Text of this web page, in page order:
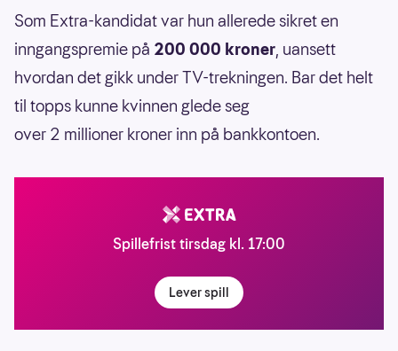
Som Extra-kandidat var hun allerede sikret en
inngangspremie på 200 000 kroner, uansett
hvordan det gikk under TV-trekningen. Bar det helt
til topps kunne kvinnen glede seg
over 2 millioner kroner inn på bankkontoen.
Spillefrist tirsdag kl. 17:00
Lever spill